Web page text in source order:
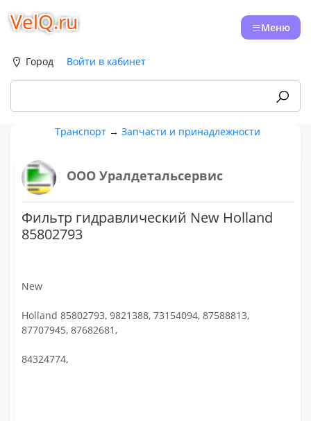
VelQ.ru Меню
Город Войти в кабинет
Транспорт →Запчасти и принадлежности
ООО Уралдетальсервис
Фильтр гидравлический New Holland
85802793
New
Holland 85802793, 9821388, 73154094, 87588813,
87707945, 87682681,
84324774,